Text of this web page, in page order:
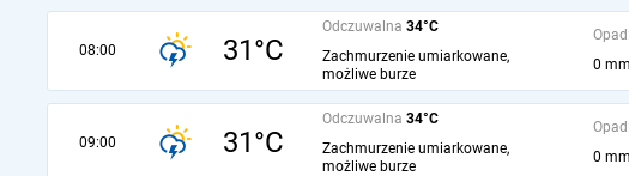
08:00 31°C
Odczuwalna 34°C
Zachmurzenie umiarkowane,
możliwe burze
Opad:
0 mm
09:00 31°C
Odczuwalna 34°C
Zachmurzenie umiarkowane,
możliwe burze
Opad:
0 mm